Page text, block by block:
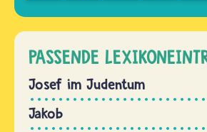
PASSENDE
Josef im Judentum
Jakob